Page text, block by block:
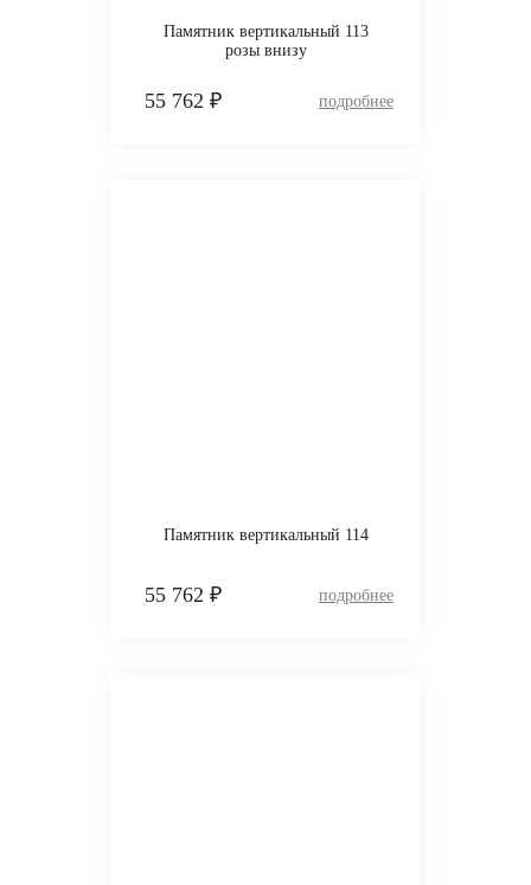
Памятник вертикальный 113
розы внизу
55 762 ₽
Памятник вертикальный 114
55 762 ₽